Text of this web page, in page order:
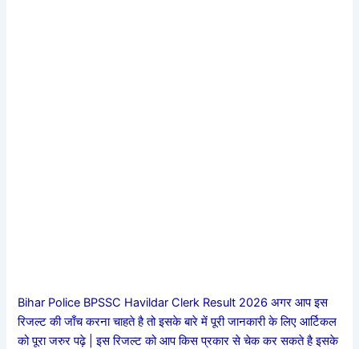
Bihar Police BPSSC Havildar Clerk Result 2026 अगर आप इस
रिजल्ट की जाँच करना चाहते है तो इसके बारे में पूरी जानकारी के लिए आर्टिकल
को पूरा जरुर पढ़े | इस रिजल्ट को आप किस प्रकार से चेक कर सकते है इसके